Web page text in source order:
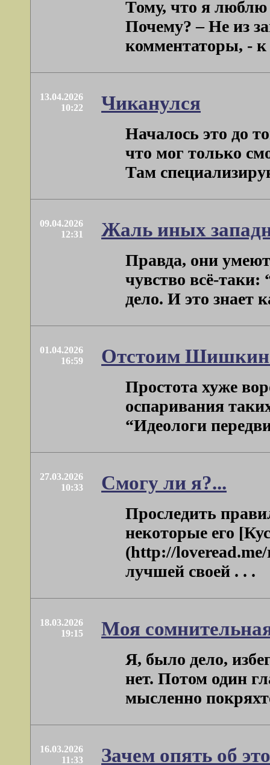
Тому, что я люблю
Почему? – Не из
комментаторы, - к
13.04.2026
10:22
Чиканулся
Началось это до
что мог только
Там
09.04.2026
12:31
Жаль иных
Правда, они
чувство всё-таки:
дело. И это знает
01.04.2026
16:59
Отстоим
Простота хуже
оспаривания
“Идеологи
27.03.2026
10:33
Смогу ли я?...
Проследить
некоторые его
(http://
лучшей своей . . .
18.03.2026
19:15
Моя
Я, было дело,
нет. Потом один
мысленно
16.03.2026
11:33
Зачем опять об